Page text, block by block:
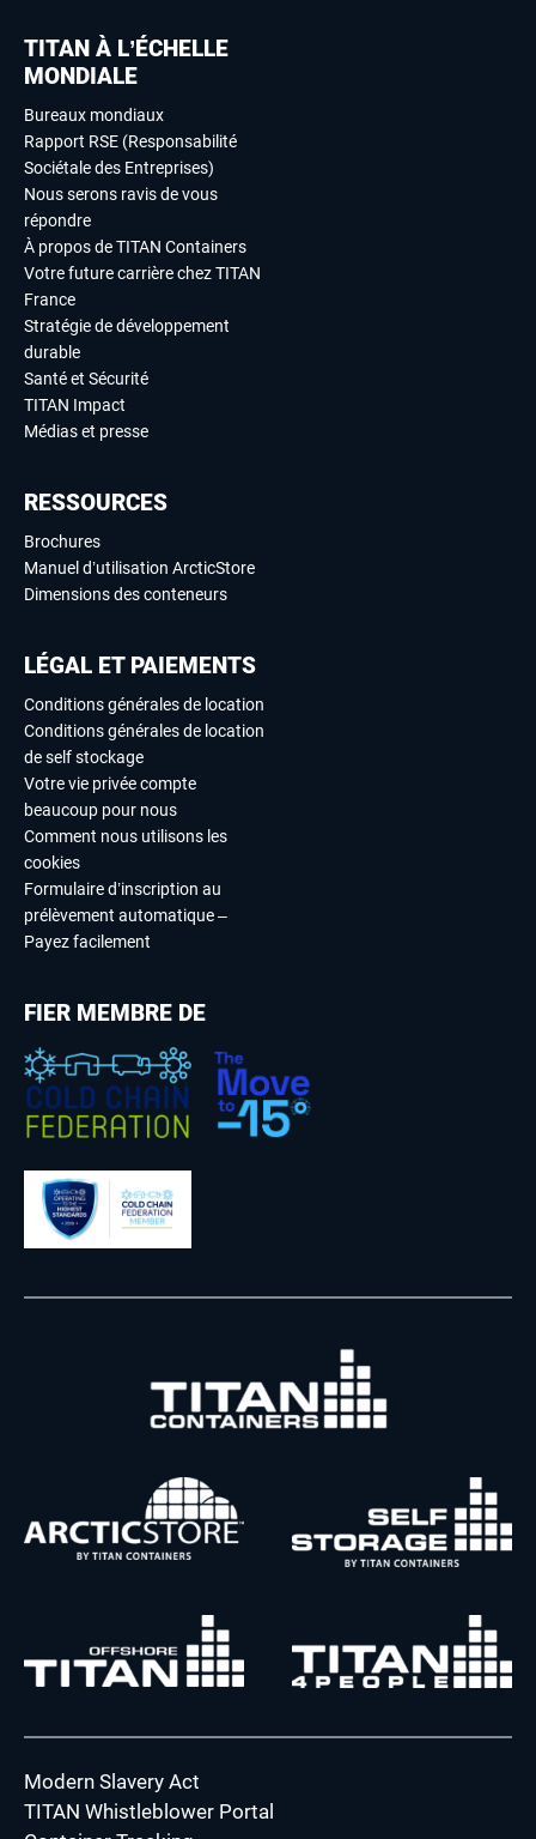
TITAN À L’ÉCHELLE
MONDIALE
Bureaux mondiaux
Rapport RSE (Responsabilité
Sociétale des Entreprises)
Nous serons ravis de vous
répondre
À propos de TITAN Containers
Votre future carrière chez TITAN
France
Stratégie de développement
durable
Santé et Sécurité
TITAN Impact
Médias et presse
RESSOURCES
Brochures
Manuel d’utilisation ArcticStore
Dimensions des conteneurs
LÉGAL ET PAIEMENTS
Conditions générales de location
Conditions générales de location
de self stockage
Votre vie privée compte
beaucoup pour nous
Comment nous utilisons les
cookies
Formulaire d’inscription au
prélèvement automatique –
Payez facilement
FIER MEMBRE DE
Modern Slavery Act
TITAN Whistleblower Portal